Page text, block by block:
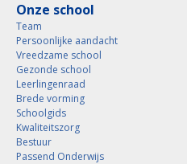
Onze school
Team
Persoonlijke aandacht
Vreedzame school
Gezonde school
Leerlingenraad
Brede vorming
Schoolgids
Kwaliteitszorg
Bestuur
Passend Onderwijs